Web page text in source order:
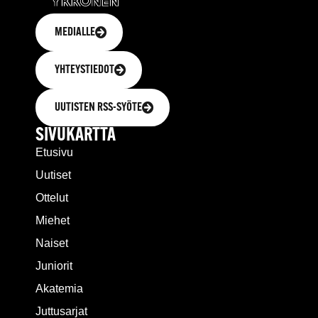
MEDIALLE
YHTEYSTIEDOT
UUTISTEN RSS-SYÖTE
SIVUKARTTA
Etusivu
Uutiset
Ottelut
Miehet
Naiset
Juniorit
Akatemia
Juttusarjat